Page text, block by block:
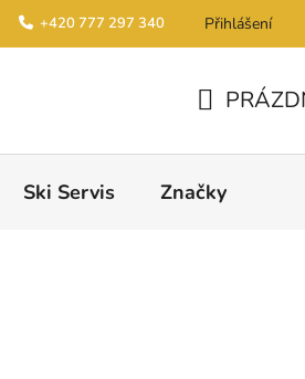
+420 777 297 340 Přihlášení
Ski Servis Značky